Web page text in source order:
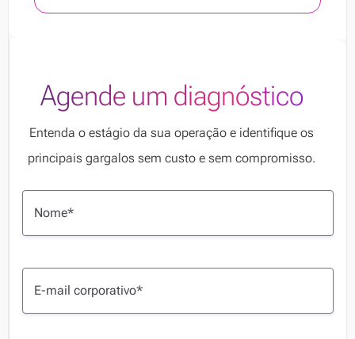
Agende um diagnóstico
Entenda o estágio da sua operação e identifique os
principais gargalos sem custo e sem compromisso.